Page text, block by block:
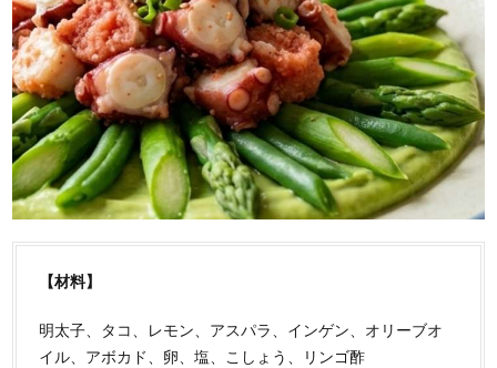
【材料】
明太子、タコ、レモン、アスパラ、インゲン、オリーブオ
イル、アボカド、卵、塩、こしょう、リンゴ酢